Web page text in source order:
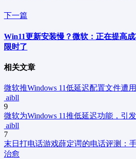
下一篇
Win11更新安装慢？微软：正在提高
限时了
相关文章
微软推Windows 11低延迟配置文件遭
aibll
9
微软为Windows 11推低延迟功能，引
aibll
7
末日打电话游戏薛定谔的电话评测：
治愈